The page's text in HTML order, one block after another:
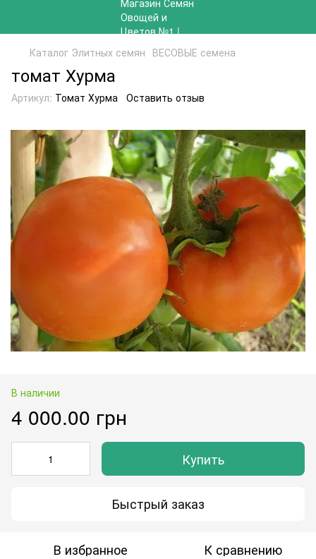
Каталог Элитных семян ВЕСОВЫЕ семена
томат Хурма
Артикул: Томат Хурма Оставить отзыв
В наличии
4 000.00 грн
Купить
Быстрый заказ
В избранное К сравнению